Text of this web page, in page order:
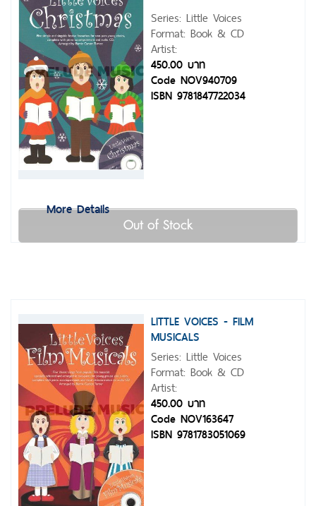
More Details
Series: Little Voices
Format: Book & CD
Artist:
450.00 บาท
Code NOV940709
ISBN 9781847722034
Out of Stock
LITTLE VOICES - FILM
MUSICALS
Series: Little Voices
Format: Book & CD
Artist:
450.00 บาท
Code NOV163647
ISBN 9781783051069